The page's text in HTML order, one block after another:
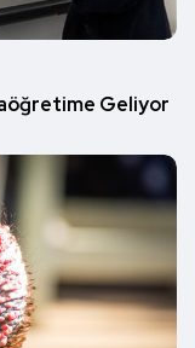
Geliyor